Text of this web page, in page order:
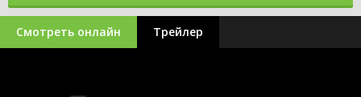
Смотреть онлайн Трейлер